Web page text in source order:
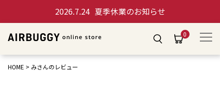
2026.7.24 夏季休業のお知らせ
0
HOME みさんのレビュー